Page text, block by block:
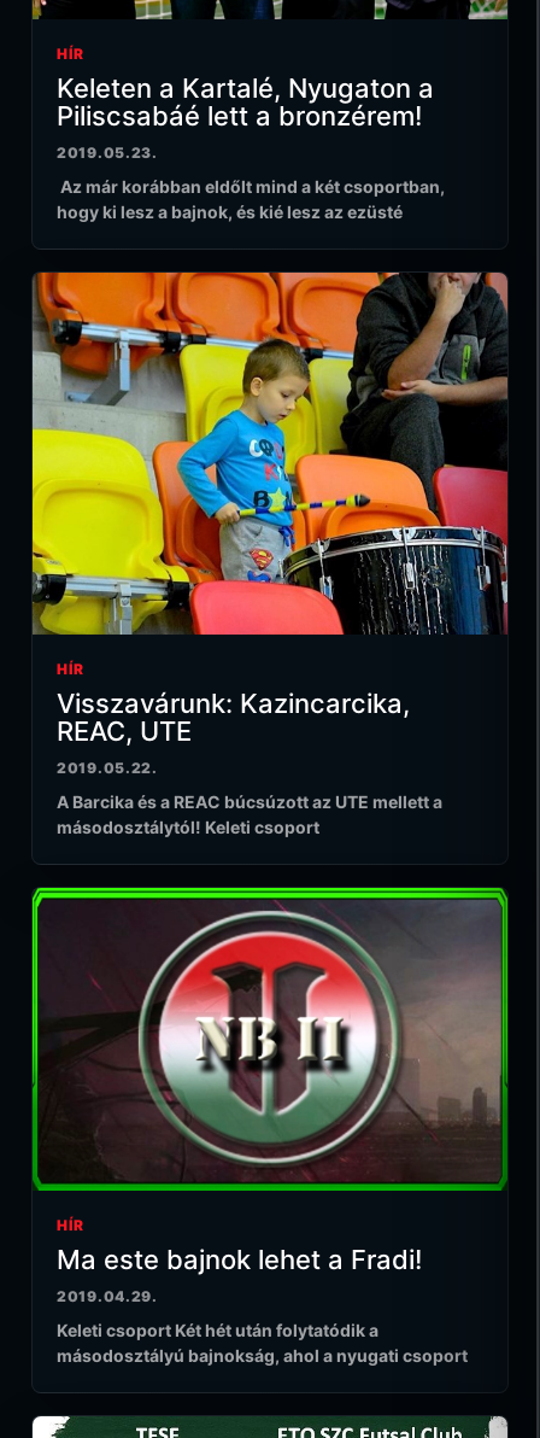
HÍR
Keleten a Kartalé, Nyugaton a
Piliscsabáé lett a bronzérem!
2019.05.23.
Az már korábban eldőlt mind a két csoportban,
hogy ki lesz a bajnok, és kié lesz az ezüsté
HÍR
Visszavárunk: Kazincarcika,
REAC, UTE
2019.05.22.
A Barcika és a REAC búcsúzott az UTE mellett a
másodosztálytól! Keleti csoport
HÍR
Ma este bajnok lehet a Fradi!
2019.04.29.
Keleti csoport Két hét után folytatódik a
másodosztályú bajnokság, ahol a nyugati csoport